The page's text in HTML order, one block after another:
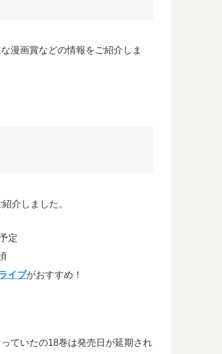
漫画賞などの情報をご紹介しま
介しました。
定
イブがおすすめ！
ていたの18巻は発売日が延期され